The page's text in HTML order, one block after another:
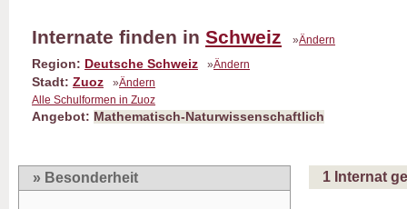
Internate finden in Schweiz »Ändern
Region: Deutsche Schweiz »Ändern
Stadt: Zuoz »Ändern
Alle Schulformen in Zuoz
Angebot: Mathematisch-Naturwissenschaftlich
» Besonderheit 1 Internat